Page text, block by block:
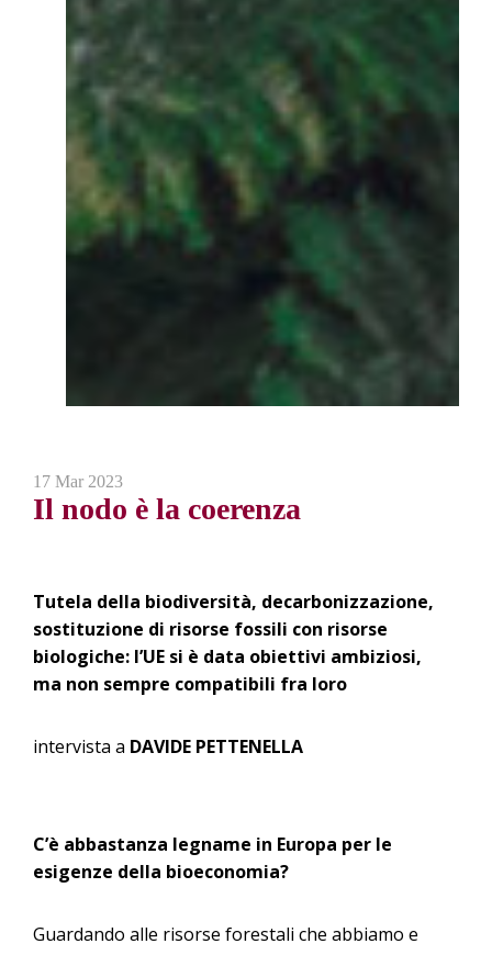
17 Mar 2023
Il nodo è la coerenza
Tutela della biodiversità, decarbonizzazione,
sostituzione di risorse fossili con risorse
biologiche: l’UE si è data obiettivi ambiziosi,
ma non sempre compatibili fra loro
intervista a DAVIDE PETTENELLA
C’è abbastanza legname in Europa per le
esigenze della bioeconomia?
Guardando alle risorse forestali che abbiamo e